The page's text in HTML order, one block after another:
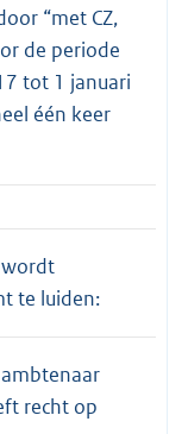
“met CZ,
de periode
tot 1 januari
één keer
te luiden:
recht op